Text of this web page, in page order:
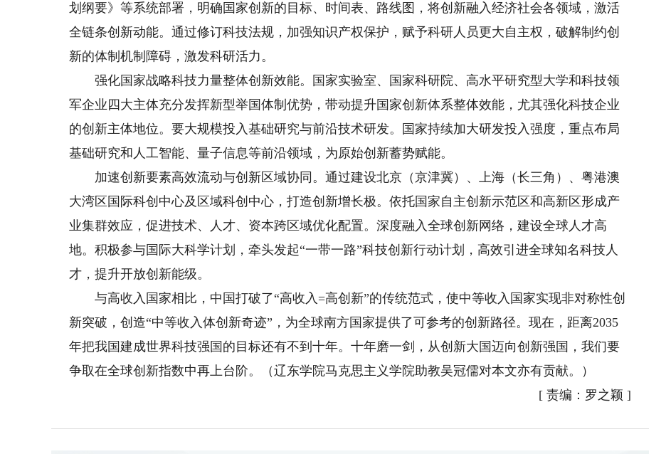
划纲要》等系统部署，明确国家创新的目标、时间表、路线图，将创新融入经济社会各领域，激活
全链条创新动能。通过修订科技法规，加强知识产权保护，赋予科研人员更大自主权，破解制约创
新的体制机制障碍，激发科研活力。
强化国家战略科技力量整体创新效能。国家实验室、国家科研院、高水平研究型大学和科技领
军企业四大主体充分发挥新型举国体制优势，带动提升国家创新体系整体效能，尤其强化科技企业
的创新主体地位。要大规模投入基础研究与前沿技术研发。国家持续加大研发投入强度，重点布局
基础研究和人工智能、量子信息等前沿领域，为原始创新蓄势赋能。
加速创新要素高效流动与创新区域协同。通过建设北京（京津冀）、上海（长三角）、粤港澳
大湾区国际科创中心及区域科创中心，打造创新增长极。依托国家自主创新示范区和高新区形成产
业集群效应，促进技术、人才、资本跨区域优化配置。深度融入全球创新网络，建设全球人才高
地。积极参与国际大科学计划，牵头发起“一带一路”科技创新行动计划，高效引进全球知名科技人
才，提升开放创新能级。
与高收入国家相比，中国打破了“高收入=高创新”的传统范式，使中等收入国家实现‌非对称性创
新突破，创造“中等收入体创新奇迹”，为全球南方国家提供了可参考的创新路径。现在，距离2035
年把我国建成世界科技强国的目标还有不到十年。十年磨一剑，‌从创新大国迈向创新强国‌，我们要
争取在全球创新指数中再上台阶。（辽东学院马克思主义学院助教吴冠儒对本文亦有贡献。）
[ 责编：罗之颖 ]